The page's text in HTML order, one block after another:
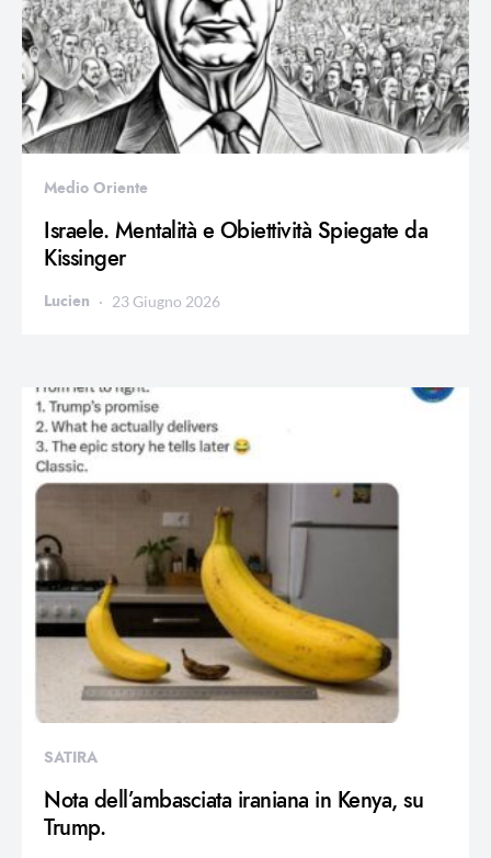
Medio Oriente
Israele. Mentalità e Obiettività Spiegate da
Kissinger
Lucien 23 Giugno 2026
SATIRA
Nota dell’ambasciata iraniana in Kenya, su
Trump.